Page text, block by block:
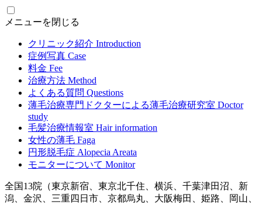
メニューを閉じる
クリニック紹介 Introduction
症例写真 Case
料金 Fee
治療方法 Method
よくある質問 Questions
薄毛治療専門ドクターによる薄毛治療研究室 Doctor
study
毛髪治療情報室 Hair information
女性の薄毛 Faga
円形脱毛症 Alopecia Areata
モニターについて Monitor
全国13院（東京新宿、東京北千住、横浜、千葉津田沼、新
潟、金沢、三重四日市、京都烏丸、大阪梅田、姫路、岡山、